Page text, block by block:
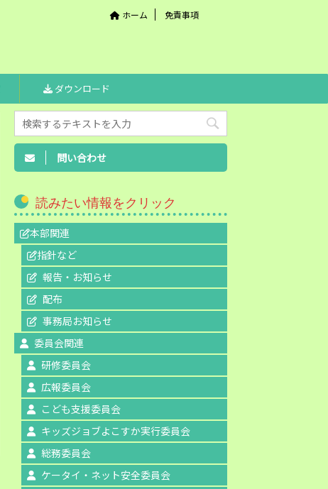
ホーム 免責事項
ダウンロード
問い合わせ
読みたい情報をクリック
本部関連
指針など
報告・お知らせ
配布
事務局お知らせ
委員会関連
研修委員会
広報委員会
こども支援委員会
キッズジョブよこすか実行委員会
総務委員会
ケータイ・ネット安全委員会